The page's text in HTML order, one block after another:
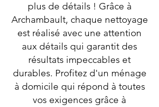
plus de détails ! Grâce à
Archambault, chaque nettoyage
est réalisé avec une attention
aux détails qui garantit des
résultats impeccables et
durables. Profitez d'un ménage
à domicile qui répond à toutes
vos exigences grâce à